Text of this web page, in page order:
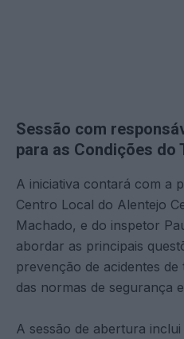
Sessão com
para as Condições do
A iniciativa contará com a
Centro Local do Alentejo
Machado, e do inspetor
abordar as principais
prevenção de acidentes
das normas de segurança
A sessão de abertura